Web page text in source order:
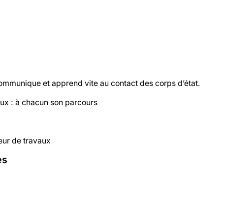
et apprend vite au contact des corps d’état.
: à chacun son parcours
de travaux